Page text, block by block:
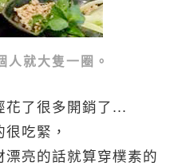
人就大隻一圈。
花了很多開銷了...
吃緊，
亮的話就算穿樸素的